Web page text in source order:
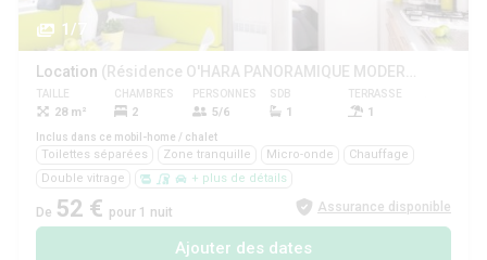
1/7
Location (Résidence O'HARA PANORAMIQUE MODERN ECO-CONCU / 28m2 - 2 chambres - Terrasse semi-couverte)
TAILLE
28 m²
CHAMBRES
2
PERSONNES
5/6
SDB
1
TERRASSE
1
Inclus dans ce mobil-home / chalet
Toilettes séparées Zone tranquille Micro-onde
Chauffage
Double vitrage
+ plus de détails
De 52 € pour 1 nuit Assurance disponible
Ajouter des dates